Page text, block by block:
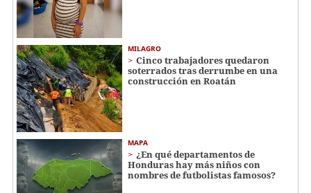
MILAGRO
Cinco trabajadores quedaron
soterrados tras derrumbe en una
construcción en Roatán
MAPA
¿En qué departamentos de
Honduras hay más niños con
nombres de futbolistas famosos?